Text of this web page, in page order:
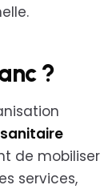
?
de mobiliser
services,